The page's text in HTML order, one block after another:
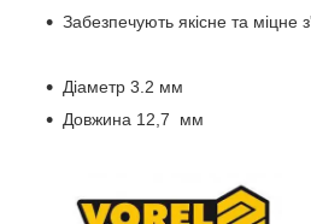
Забезпечують якісне та міцне
Діаметр 3.2 мм
Довжина 12,7 мм